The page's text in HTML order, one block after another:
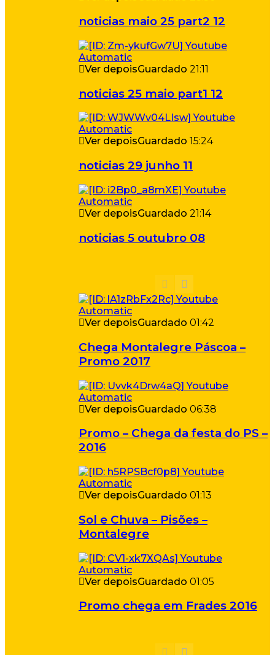
noticias maio 25 part2 12
Ver depoisGuardado 21:11
noticias 25 maio part1 12
Ver depoisGuardado 15:24
noticias 29 junho 11
Ver depoisGuardado 21:14
noticias 5 outubro 08
Ver depoisGuardado 01:42
Chega Montalegre Páscoa –
Promo 2017
Ver depoisGuardado 06:38
Promo – Chega da festa do PS –
2016
Ver depoisGuardado 01:13
Sol e Chuva – Pisões –
Montalegre
Ver depoisGuardado 01:05
Promo chega em Frades 2016